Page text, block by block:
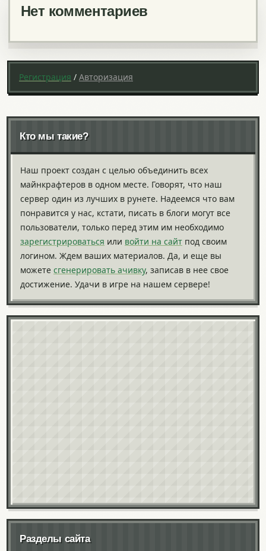
Нет комментариев
Регистрация / Авторизация
Кто мы такие?
Наш проект создан с целью объединить всех
майнкрафтеров в одном месте. Говорят, что наш
сервер один из лучших в рунете. Надеемся что вам
понравится у нас, кстати, писать в блоги могут все
пользователи, только перед этим им необходимо
зарегистрироваться или войти на сайт под своим
логином. Ждем ваших материалов. Да, и еще вы
можете сгенерировать ачивку, записав в нее свое
достижение. Удачи в игре на нашем сервере!
Разделы сайта